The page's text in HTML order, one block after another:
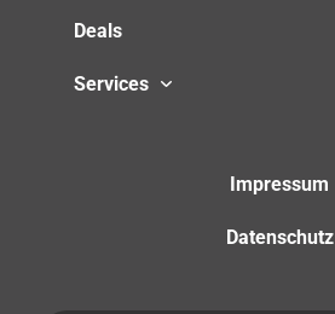
Deals
Services
Impressum
Datenschutz